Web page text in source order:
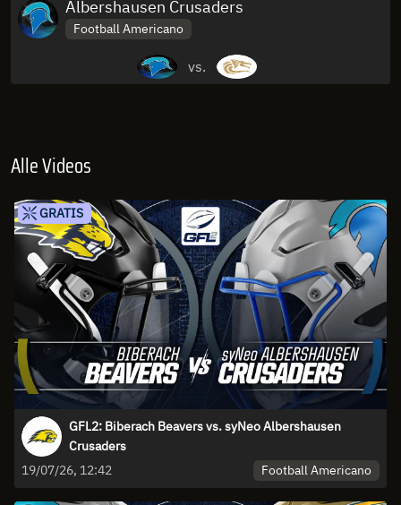
Albershausen Crusaders
Football Americano
vs.
Alle Videos
GRATIS
GFL2: Biberach Beavers vs. syNeo Albershausen
Crusaders
19/07/26, 12:42
Football Americano